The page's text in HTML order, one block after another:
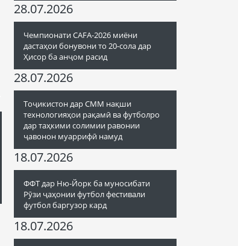
28.07.2026
Чемпионати CAFA-2026 миёни
дастаҳои бонувони то 20-сола дар
Ҳисор ба анҷом расид
28.07.2026
Тоҷикистон дар СММ нақши
технологияҳои рақамӣ ва футболро
дар таҳкими солимии равонии
ҷавонон муаррифӣ намуд
18.07.2026
ФФТ дар Ню-Йорк ба муносибати
Рӯзи ҷаҳонии футбол фестивали
футбол баргузор кард
18.07.2026